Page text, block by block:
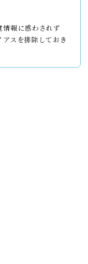
情報に惑わされず
スを排除しておき